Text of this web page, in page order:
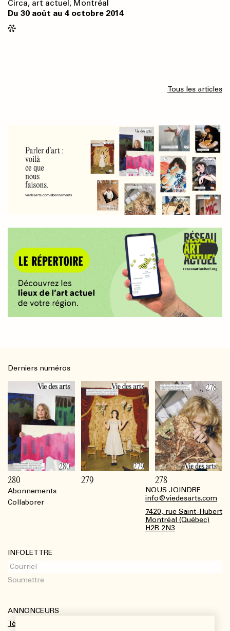
Circa, art actuel, Montréal
Du 30 août au 4 octobre 2014
Tous les articles
Abonnements
Collaborer
NOUS JOINDRE
info@viedesarts.com
7420, rue Saint-Hubert
Montréal (Québec)
H2R 2N3
INFOLETTRE
ANNONCEURS
Télécharger le kit média
Derniers numéros
280 279 278